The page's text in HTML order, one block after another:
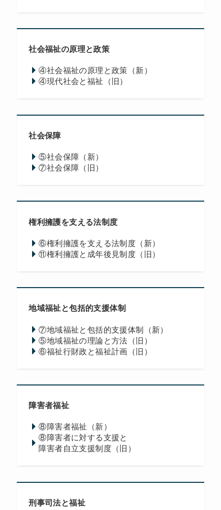
社会福祉の原理と政策
④社会福祉の原理と政策（新）
④現代社会と福祉（旧）
社会保障
⑤社会保障（新）
⑦社会保障（旧）
権利擁護を支える法制度
⑥権利擁護を支える法制度（新）
⑪権利擁護と成年後見制度（旧）
地域福祉と包括的支援体制
⑦地域福祉と包括的支援体制（新）
⑤地域福祉の理論と方法（旧）
⑥福祉行財政と福祉計画（旧）
障害者福祉
⑧障害者福祉（新）
⑧障害者に対する支援と
障害者自立支援制度（旧）
刑事司法と福祉